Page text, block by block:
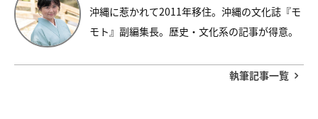
沖縄に惹かれて2011年移住。沖縄の文化誌『モ
モト』副編集長。歴史・文化系の記事が得意。​
執筆記事一覧